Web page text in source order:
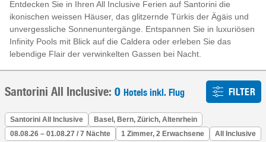
Entdecken Sie in Ihren All Inclusive Ferien auf Santorini die
ikonischen weissen Häuser, das glitzernde Türkis der Ägäis und
unvergessliche Sonnenuntergänge. Entspannen Sie in luxuriösen
Infinity Pools mit Blick auf die Caldera oder erleben Sie das
lebendige Flair der verwinkelten Gassen bei Nacht.
Santorini All Inclusive: 0 Hotels inkl. Flug FILTER
Santorini All Inclusive
Basel, Bern, Zürich, Altenrhein
08.08.26 – 01.08.27 / 7 Nächte
1 Zimmer, 2 Erwachsene All Inclusive